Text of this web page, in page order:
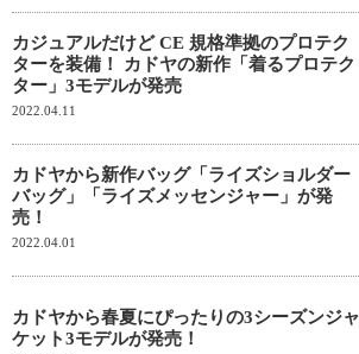
カジュアルだけど CE 規格準拠のプロテク
ターを装備！ カドヤの新作「着るプロテク
ター」3モデルが発売
2022.04.11
カドヤから新作バッグ「ライズショルダー
バッグ」「ライズメッセンジャー」が発
売！
2022.04.01
カドヤから春夏にぴったりの3シーズンジャ
ケット3モデルが発売！